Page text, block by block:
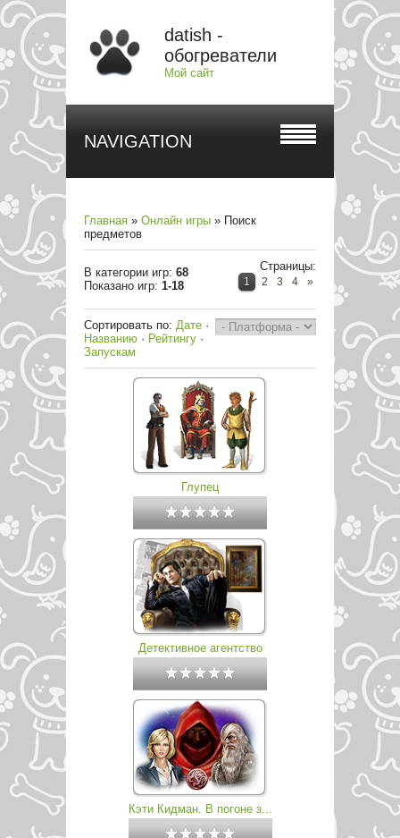
datish -
обогреватели
Мой сайт
NAVIGATION
Главная » Онлайн игры » Поиск
предметов
В категории игр: 68
Показано игр: 1-18
Страницы:
1 2 3 4 »
Сортировать по: Дате ·
Названию · Рейтингу ·
Запускам
Глупец
Детективное агентство
Кэти Кидман. В погоне з...